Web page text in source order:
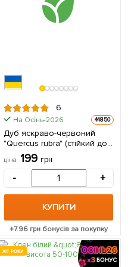
6
На Осінь-2026 44850
Дуб яскраво-червоний
"Quercus rubra" (стійкий до
шкідників і хвороб) висота
20-50см 1 саджанець в
ціна 199 грн
- +
КУПИТИ
+7.96грн бонусів за покупку
ХІТ РОКУ